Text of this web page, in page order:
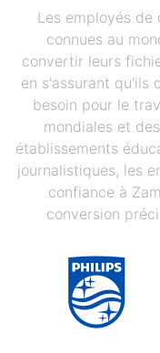
Les employés de
connues au
convertir leurs
en s'assurant qu'ils
besoin pour le
mondiales et
établissements
journalistiques, les
confiance à
conversion